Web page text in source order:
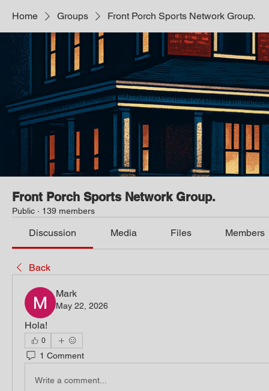
Home Groups Front Porch Sports Network Group.
Front Porch Sports Network Group.
Public · 139 members
Discussion Media Files Members
Back
Mark
May 22, 2026
Hola!
0
1 Comment
Write a comment...